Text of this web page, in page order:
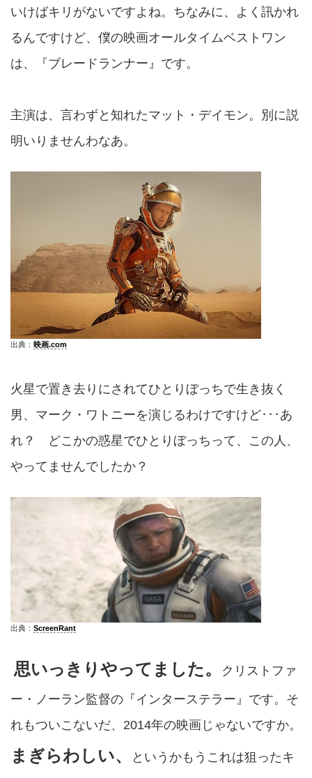
いけばキリがないですよね。ちなみに、よく訊かれ
るんですけど、僕の映画オールタイムベストワン
は、『ブレードランナー』です。
主演は、言わずと知れたマット・デイモン。別に説
明いりませんわなあ。
出典： 映画.com
火星で置き去りにされてひとりぼっちで生き抜く
男、マーク・ワトニーを演じるわけですけど･･･あ
れ？ どこかの惑星でひとりぼっちって、この人、
やってませんでしたか？
出典： ScreenRant
思いっきりやってました。 クリストファ
ー・ノーラン監督の『インターステラー』です。そ
れもついこないだ、2014年の映画じゃないですか。
まぎらわしい、 というかもうこれは狙ったキ